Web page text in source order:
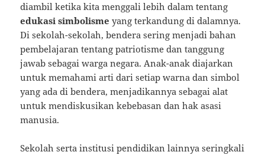
diambil ketika kita menggali lebih dalam tentang
edukasi simbolisme yang terkandung di dalamnya.
Di sekolah-sekolah, bendera sering menjadi bahan
pembelajaran tentang patriotisme dan tanggung
jawab sebagai warga negara. Anak-anak diajarkan
untuk memahami arti dari setiap warna dan simbol
yang ada di bendera, menjadikannya sebagai alat
untuk mendiskusikan kebebasan dan hak asasi
manusia.
Sekolah serta institusi pendidikan lainnya seringkali